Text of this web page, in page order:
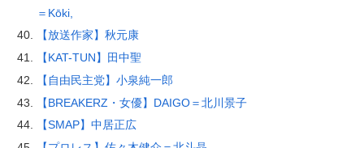
＝Kōki,
【放送作家】秋元康
【KAT-TUN】田中聖
【自由民主党】小泉純一郎
【BREAKERZ・女優】DAIGO＝北川景子
【SMAP】中居正広